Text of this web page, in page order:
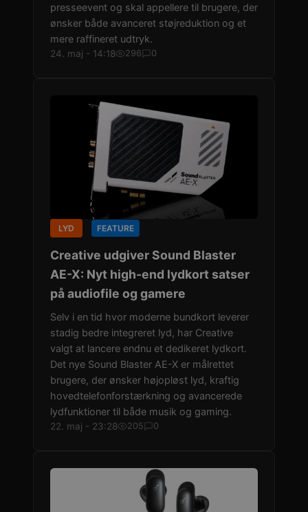
presseevent og skal appellere til brugere, der
ønsker både avanceret støjreduktion og et
mere raffineret udtryk.
24. maj - 14:18 296 0
LYD FEATURE
Creative udgiver Sound Blaster
AE-X: Nyt high-end lydkort satser
på audiofile og gamere
Selv i en tid hvor moderne bundkort leverer
stadig bedre integreret lyd, har Creative
valgt at lancere endnu et dedikeret lydkort.
Det nye Sound Blaster AE-X er målrettet
brugere, der ønsker højopløst lyd, kraftig
hovedtelefonforstærkning og avancerede
lydfunktioner til både musik og gaming.
22. maj - 23:28 205 0